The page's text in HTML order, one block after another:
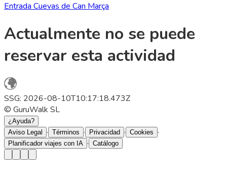
Entrada Cuevas de Can Marça
Actualmente no se puede
reservar esta actividad
SSG: 2026-08-10T10:17:18.473Z
© GuruWalk SL
¿Ayuda?
Aviso Legal
· Términos · Privacidad · Cookies ·
Planificador viajes con IA · Catálogo